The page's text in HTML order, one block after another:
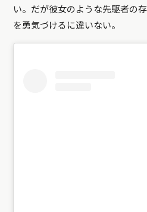
い。だが彼女のような先駆者の
を勇気づけるに違いない。